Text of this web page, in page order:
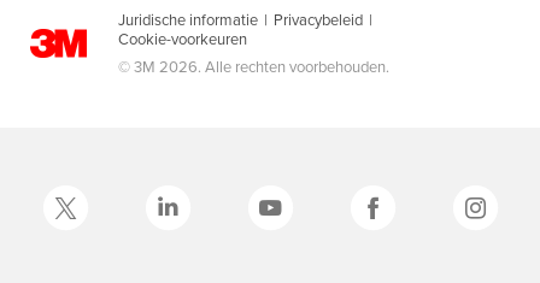
Juridische informatie | Privacybeleid |
Cookie-voorkeuren
© 3M 2026. Alle rechten voorbehouden.